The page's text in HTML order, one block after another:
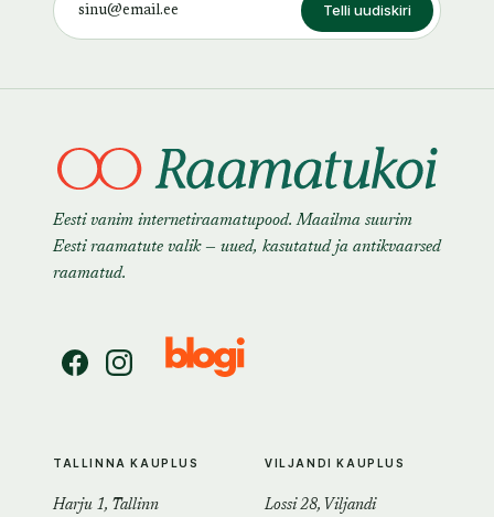
Telli uudiskiri
Eesti vanim internetiraamatupood. Maailma suurim
Eesti raamatute valik — uued, kasutatud ja antikvaarsed
raamatud.
TALLINNA KAUPLUS
Harju 1, Tallinn
VILJANDI KAUPLUS
Lossi 28, Viljandi